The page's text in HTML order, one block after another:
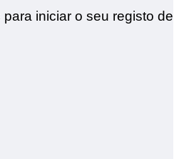
iniciar o seu registo de